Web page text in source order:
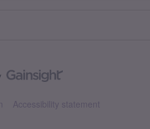
Accessibility statement